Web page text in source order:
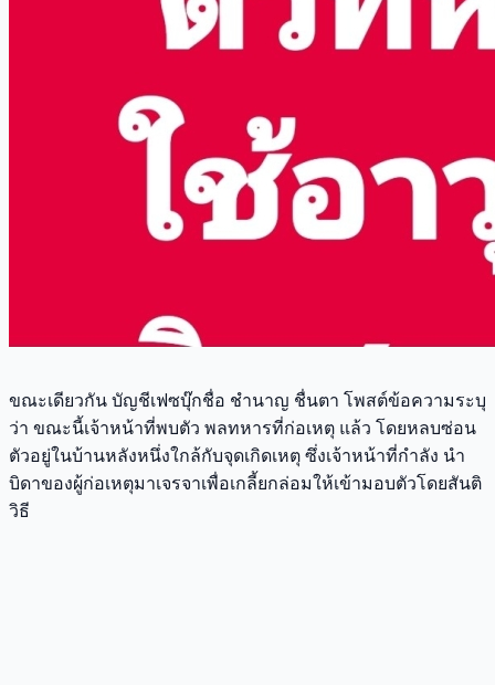
ขณะเดียวกัน บัญชีเฟซบุ๊กชื่อ ชำนาญ ชื่นตา โพสต์ข้อความระบุ
ว่า ขณะนี้เจ้าหน้าที่พบตัว พลทหารที่ก่อเหตุ แล้ว โดยหลบซ่อน
ตัวอยู่ในบ้านหลังหนึ่งใกล้กับจุดเกิดเหตุ ซึ่งเจ้าหน้าที่กำลัง นำ
บิดาของผู้ก่อเหตุมาเจรจาเพื่อเกลี้ยกล่อมให้เข้ามอบตัวโดยสันติ
วิธี